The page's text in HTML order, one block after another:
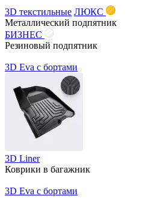
3D текстильные ЛЮКС
Металлический подпятник
БИЗНЕС
Резиновый подпятник
3D Eva с бортами
3D Liner
Коврики в багажник
3D Eva с бортами